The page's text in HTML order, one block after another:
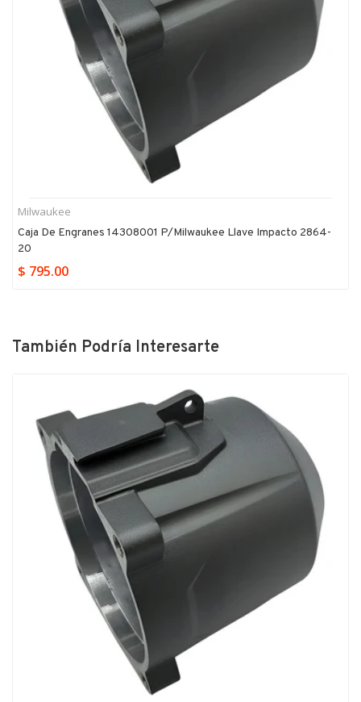
Milwaukee
Caja De Engranes 14308001 P/milwaukee Llave Impacto 2864-
20
$ 795.00
También Podría Interesarte